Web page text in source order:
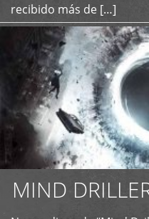
recibido más de […]
MIND